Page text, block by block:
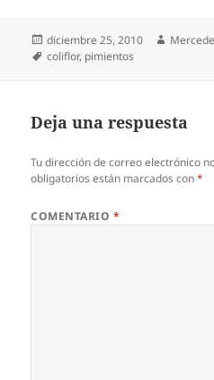
Publicado
el
diciembre 25, 2010 Autor
Etiquetas
coliflor, pimientos
Deja una respuesta
Tu dirección de correo electrónico
obligatorios están marcados con*
COMENTARIO *